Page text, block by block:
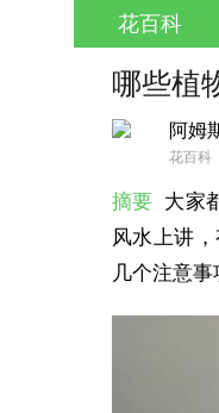
花百科
哪些植
阿姆
花百科
摘要 大家
风水上讲
几个注意事